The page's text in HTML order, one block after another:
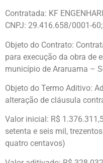
Contratada: KF
CNPJ: 29.416.658/0001-60;
Objeto do Contrato:
para execução da obra de
município de Araruama –
Objeto do Termo Aditivo:
alteração de cláusula
Valor inicial: R$
setenta e seis mil,
quatro centavos)